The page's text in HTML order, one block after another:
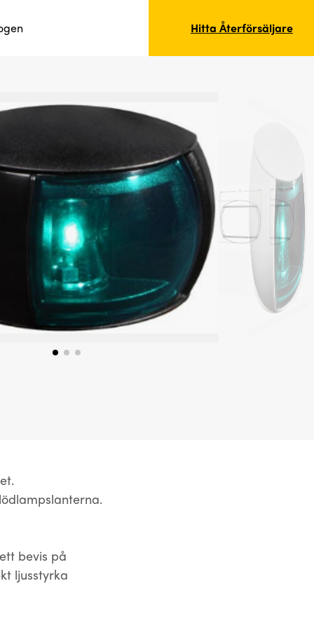
Hitta Återförsäljare
bevis på
ljusstyrka